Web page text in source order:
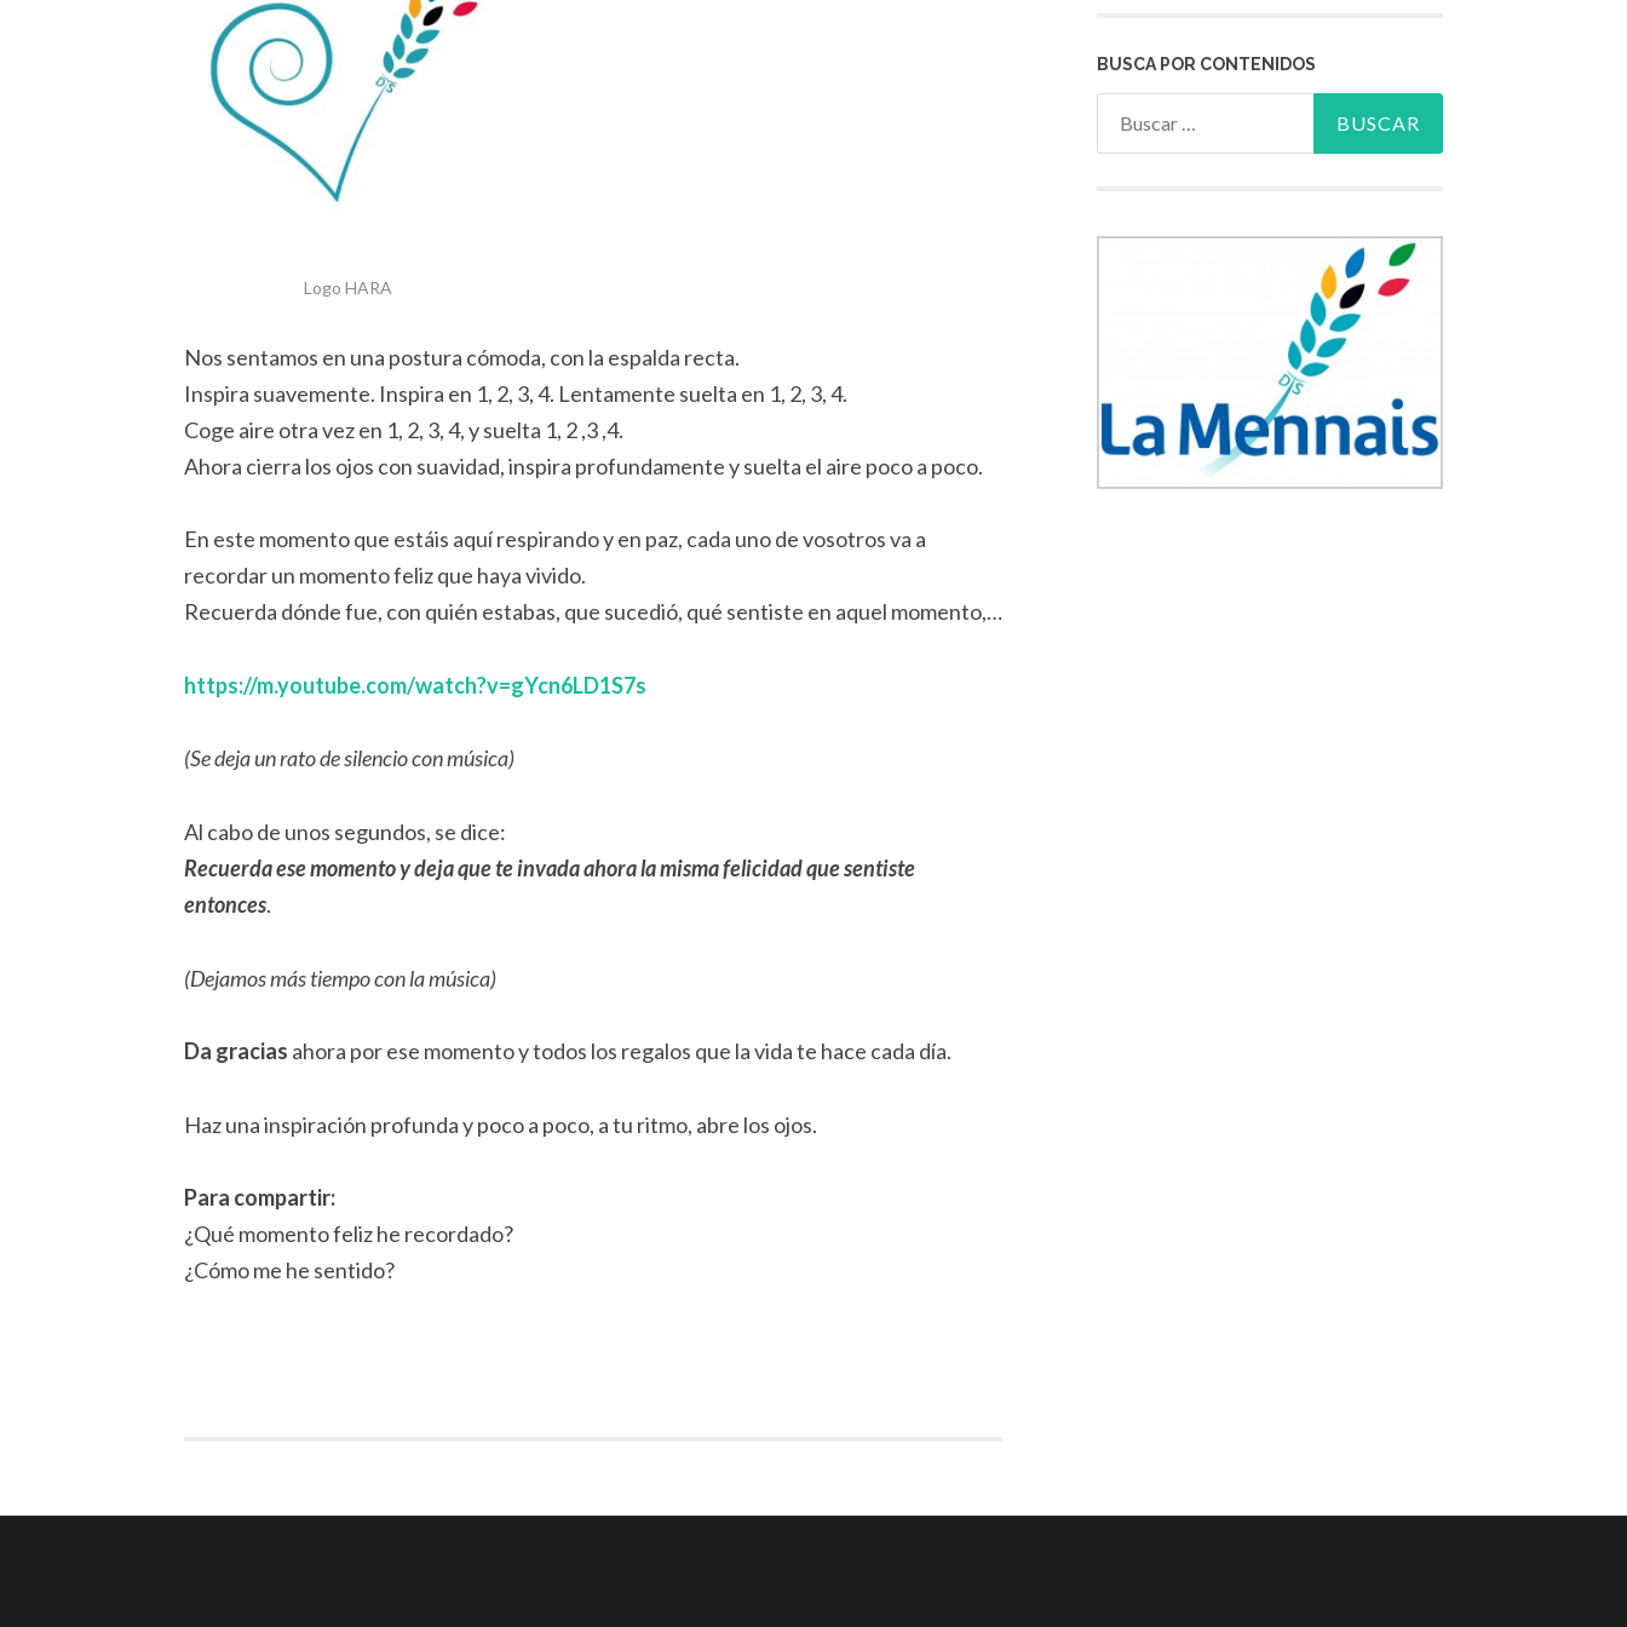
Logo HARA
Nos sentamos en una postura cómoda, con la espalda recta.
Inspira suavemente. Inspira en 1, 2, 3, 4. Lentamente suelta en 1, 2, 3, 4.
Coge aire otra vez en 1, 2, 3, 4, y suelta 1, 2 ,3 ,4.
Ahora cierra los ojos con suavidad, inspira profundamente y suelta el aire poco a poco.
En este momento que estáis aquí respirando y en paz, cada uno de vosotros va a
recordar un momento feliz que haya vivido.
Recuerda dónde fue, con quién estabas, que sucedió, qué sentiste en aquel momento,…
https://m.youtube.com/watch?v=gYcn6LD1S7s
(Se deja un rato de silencio con música)
Al cabo de unos segundos, se dice:
Recuerda ese momento y deja que te invada ahora la misma felicidad que sentiste
entonces.
(Dejamos más tiempo con la música)
Da gracias ahora por ese momento y todos los regalos que la vida te hace cada día.
Haz una inspiración profunda y poco a poco, a tu ritmo, abre los ojos.
Para compartir:
¿Qué momento feliz he recordado?
¿Cómo me he sentido?
BUSCA POR CONTENIDOS